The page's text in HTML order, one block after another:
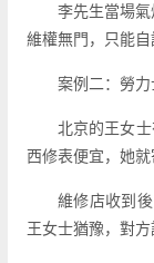
李先生當場
維權無門，只能自
案例二：勞
北京的王女
西修表便宜，她就
維修店收到
王女士猶豫，對